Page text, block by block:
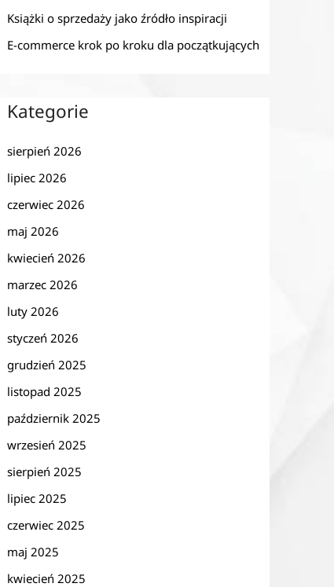
Książki o sprzedaży jako źródło inspiracji
E-commerce krok po kroku dla początkujących
Kategorie
sierpień 2026
lipiec 2026
czerwiec 2026
maj 2026
kwiecień 2026
marzec 2026
luty 2026
styczeń 2026
grudzień 2025
listopad 2025
październik 2025
wrzesień 2025
sierpień 2025
lipiec 2025
czerwiec 2025
maj 2025
kwiecień 2025